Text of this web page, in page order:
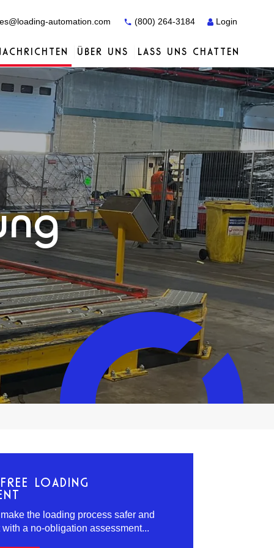
automation.com (800) 264-3184 Login
Fallstudien Dienstleistungen
Fallstudien Dienstleistungen
Dienstleistungen
ÜBER UNS
Vertriebspartner
LASS UNS CHATTEN
LOADING
the loading process safer and
a no-obligation assessment...